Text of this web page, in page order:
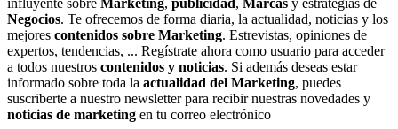
influyente sobre Marketing, publicidad , Marcas y estrategias de
Negocios. Te ofrecemos de forma diaria, la actualidad, noticias y los
mejores contenidos sobre Marketing. Estrevistas, opiniones de
expertos, tendencias, ... Regístrate ahora como usuario para acceder
a todos nuestros contenidos y noticias. Si además deseas estar
informado sobre toda la actualidad del Marketing, puedes
suscriberte a nuestro newsletter para recibir nuestras novedades y
noticias de marketing en tu correo electrónico